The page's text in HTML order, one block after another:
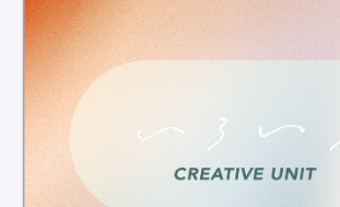
MAGAZINE
NEWS
IR